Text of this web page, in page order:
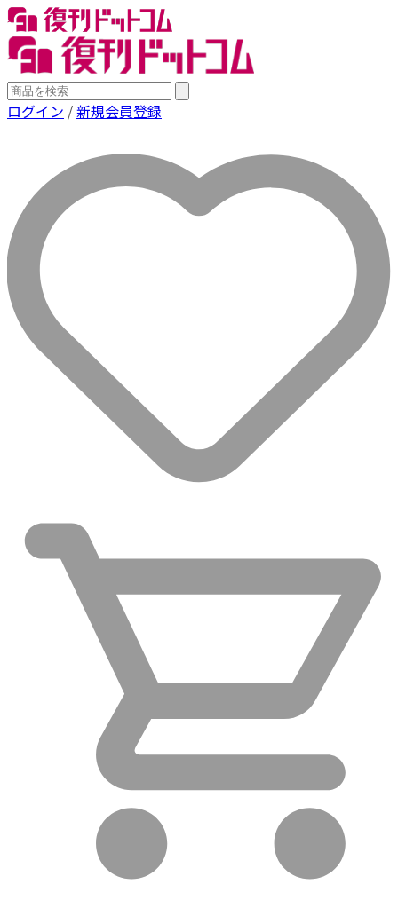
ログイン /新規会員登録